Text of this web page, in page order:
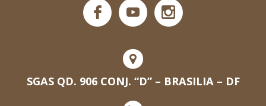
SGAS QD. 906 CONJ. “D” – BRASILIA – DF